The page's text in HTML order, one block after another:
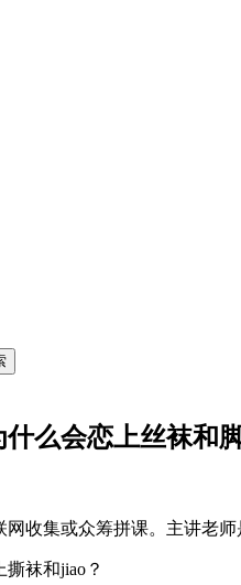
么会恋上丝袜和
收集或众筹拼课。主讲老师